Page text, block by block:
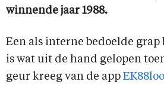
winnende jaar 1988.
Een als interne bedoelde grap
is wat uit de hand gelopen
geur kreeg van de app